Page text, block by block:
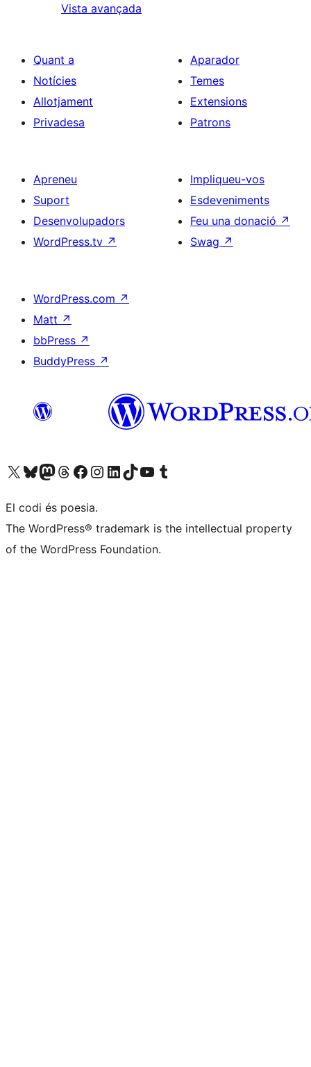
Vista avançada
Quant a
Notícies
Allotjament
Privadesa
Aparador
Temes
Extensions
Patrons
Apreneu
Suport
Desenvolupadors
WordPress.tv ↗
Impliqueu-vos
Esdeveniments
Feu una donació ↗
Swag ↗
WordPress.com ↗
Matt ↗
bbPress ↗
BuddyPress ↗
Visiteu el nostre compte X (abans Twitter)
Visiteu el nostre compte de Bluesky
Visiteu el nostre compte al Mastodon
Visiteu el nostre compte de Threads
Visiteu la nostra pàgina al Facebook
Visiteu el nostre compte d'Instagram
Visiteu el nostre compte de LinkedIn
Visiteu el nostre compte de TikTok
Visiteu el nostre canal al YouTube
Visiteu el nostre compte de Tumblr
El codi és poesia.
The WordPress® trademark is the intellectual property
of the WordPress Foundation.